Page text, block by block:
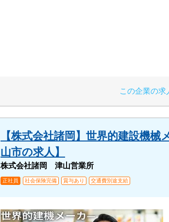
この企業の求
【株式会社諸岡】世界的建設機
山市の求人】
株式会社諸岡 津山営業所
正社員 社会保険完備 賞与あり 交通費別途支給